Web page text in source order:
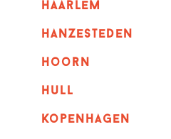
haarlem
hanzesteden
hoorn
hull
kopenhagen